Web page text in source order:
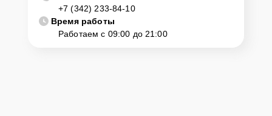
диагностику и ремонт. Для этого нужно позвонить по телефону
горячей линии или оставить заявку, согласовать удобное время и
подъехать по адресу: г. Пермь, ул. Комсомольский просп., 13.
+7 (342) 233-84-10
Время работы
Работаем с 09:00 до 21:00